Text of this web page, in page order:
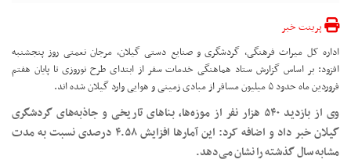
پرینت خبر
اداره کل میراث فرهنگی، گردشگری و صنایع دستی گیلان، مرجان نعمتی روز پنجشنبه
افزود: بر اساس گزارش ستاد هماهنگی خدمات سفر از ابتدای طرح نوروزی تا پایان هفتم
فروردین ماه حدود ۵ میلیون مسافر از مبادی زمینی و هوایی وارد گیلان شده اند.
وی از بازدید ۵۴۰ هزار نفر از موزه‌ها، بناهای تاریخی و جاذبه‌های گردشگری
گیلان خبر داد و اضافه کرد: این آمارها افزایش ۴.۵۸ درصدی نسبت به مدت
مشابه سال گذشته را نشان می‌دهد.